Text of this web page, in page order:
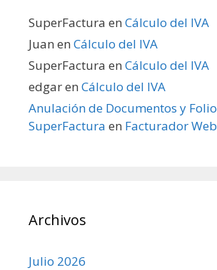
SuperFactura en Cálculo del IVA
Juan en Cálculo del IVA
SuperFactura en Cálculo del IVA
edgaren Cálculo del IVA
Anulación de Documentos y
SuperFactura en Facturador Web
Archivos
Julio 2026